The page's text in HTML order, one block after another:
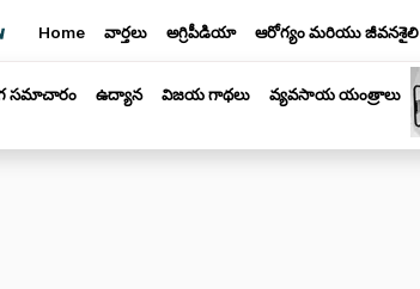
Home వార్తలు అగ్రిపీడియా ఆరోగ్యం మరియు జీవనశైలి
సమాచారం ఉద్యాన విజయ గాథలు వ్యవసాయ యంత్రాలు